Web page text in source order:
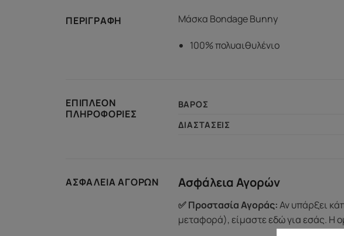
ΠΕΡΙΓΡΑΦΉ Μάσκα Bondage Bunny
100% πολυαιθυλένιο
ΕΠΙΠΛΈΟΝ
ΠΛΗΡΟΦΟΡΊΕΣ
ΒΆΡΟΣ
ΔΙΑΣΤΆΣΕΙΣ
ΑΣΦΆΛΕΙΑ ΑΓΟΡΏΝ Ασφάλεια Αγορών
✅ Προστασία Αγοράς:Αν υπάρξει
μεταφορά), είμαστε εδώ για εσάς. Η